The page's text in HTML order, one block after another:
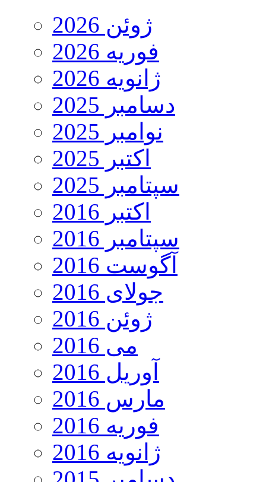
ژوئن 2026
فوریه 2026
ژانویه 2026
دسامبر 2025
نوامبر 2025
اکتبر 2025
سپتامبر 2025
اکتبر 2016
سپتامبر 2016
آگوست 2016
جولای 2016
ژوئن 2016
می 2016
آوریل 2016
مارس 2016
فوریه 2016
ژانویه 2016